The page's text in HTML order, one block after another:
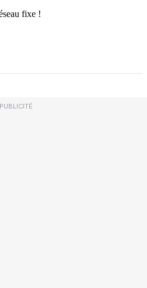
PUBLICITÉ